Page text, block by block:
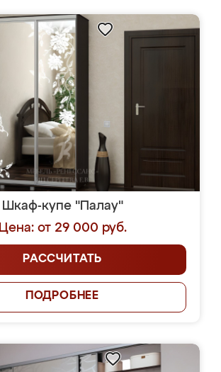
Шкаф-купе "Палау"
Цена: от 29 000 руб.
РАССЧИТАТЬ
ПОДРОБНЕЕ